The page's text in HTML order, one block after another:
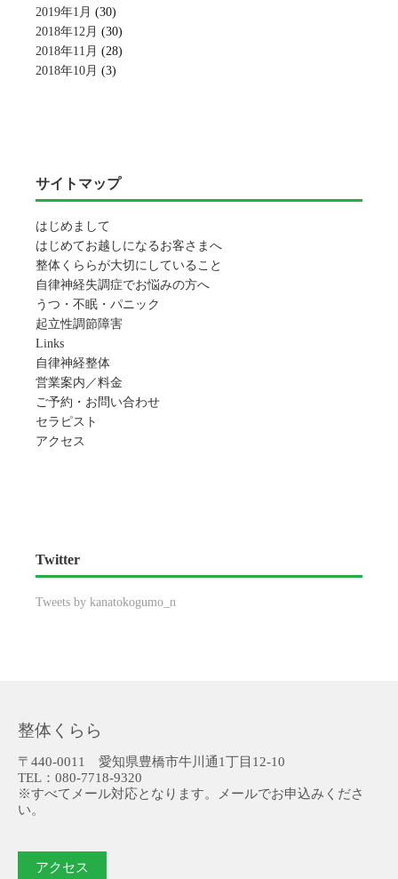
2019年1月 (30)
2018年12月 (30)
2018年11月 (28)
2018年10月 (3)
サイトマップ
はじめまして
はじめてお越しになるお客さまへ
整体くららが大切にしていること
自律神経失調症でお悩みの方へ
うつ・不眠・パニック
起立性調節障害
Links
自律神経整体
営業案内／料金
ご予約・お問い合わせ
セラピスト
アクセス
Twitter
Tweets by kanatokogumo_n
整体くらら
〒440-0011 愛知県豊橋市牛川通1丁目12-10
TEL：080-7718-9320
※すべてメール対応となります。メールでお申込みくださ
い。
アクセス